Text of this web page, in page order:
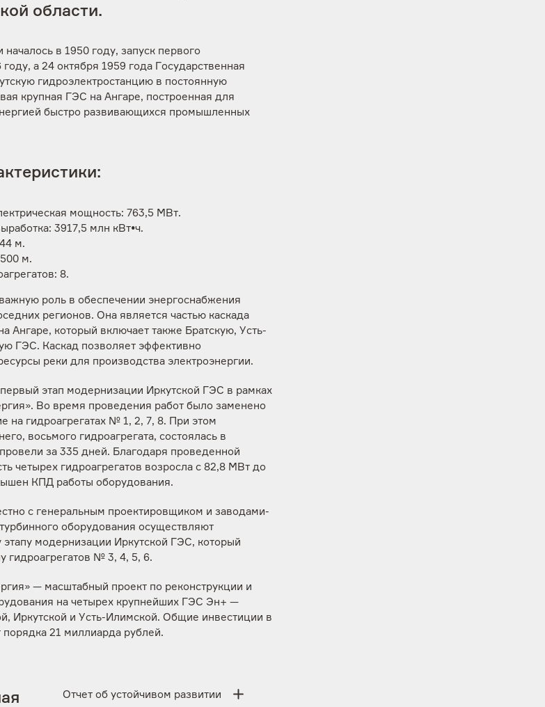
области.
началось в 1950 году, запуск первого
году, а 24 октября 1959 года Государственная
гидроэлектростанцию в постоянную
крупная ГЭС на Ангаре, построенная для
быстро развивающихся промышленных
мощность: 763,5 МВт.
3917,5 млн кВт•ч.
м.
м.
8.
роль в обеспечении энергоснабжения
регионов. Она является частью каскада
Ангаре, который включает также Братскую, Усть-
ГЭС. Каскад позволяет эффективно
реки для производства электроэнергии.
этап модернизации Иркутской ГЭС в рамках
Во время проведения работ было заменено
на гидроагрегатах № 1, 2, 7, 8. При этом
восьмого гидроагрегата, состоялась в
за 335 дней. Благодаря проведенной
четырех гидроагрегатов возросла с 82,8 МВт до
КПД работы оборудования.
с генеральным проектировщиком и заводами-
оборудования осуществляют
этапу модернизации Иркутской ГЭС, который
гидроагрегатов № 3, 4, 5, 6.
— масштабный проект по реконструкции и
на четырех крупнейших ГЭС Эн+ —
Иркутской и Усть-Илимской. Общие инвестиции в
21 миллиарда рублей.
Отчет об устойчивом развитии